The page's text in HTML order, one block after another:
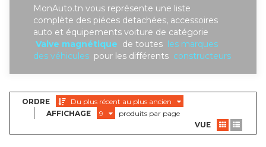
MonAuto.tn vous représente une liste
complète des piéces detachées, accessoires
auto et équipements voiture de catégorie
Valve magnétique de toutes les marques
des véhicules pour les différents constructeurs
ORDRE
Du plus récent au plus ancien
AFFICHAGE
9
produits par page
VUE